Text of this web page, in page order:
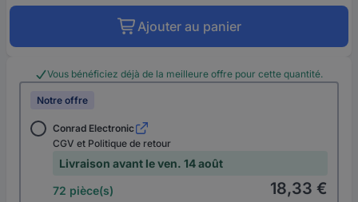
Ajouter au panier
Vous bénéficiez déjà de la meilleure offre pour cette quantité.
Notre offre
Conrad Electronic
CGV et Politique de retour
Livraison avant le ven. 14 août
72 pièce(s)
18,33 €